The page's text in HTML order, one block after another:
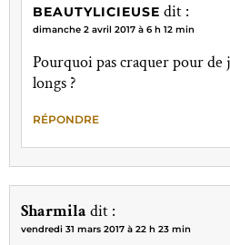
BEAUTYLICIEUSE dit :
dimanche 2 avril 2017 à 6 h 12 min
Pourquoi pas craquer pour de
longs ?
RÉPONDRE
Sharmila dit :
vendredi 31 mars 2017 à 22 h 23 min